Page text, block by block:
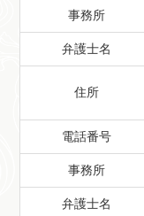
事務所
弁護士名
住所
電話番号
事務所
弁護士名